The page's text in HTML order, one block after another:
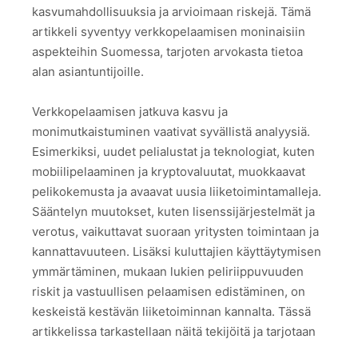
kasvumahdollisuuksia ja arvioimaan riskejä. Tämä
artikkeli syventyy verkkopelaamisen moninaisiin
aspekteihin Suomessa, tarjoten arvokasta tietoa
alan asiantuntijoille.
Verkkopelaamisen jatkuva kasvu ja
monimutkaistuminen vaativat syvällistä analyysiä.
Esimerkiksi, uudet pelialustat ja teknologiat, kuten
mobiilipelaaminen ja kryptovaluutat, muokkaavat
pelikokemusta ja avaavat uusia liiketoimintamalleja.
Sääntelyn muutokset, kuten lisenssijärjestelmät ja
verotus, vaikuttavat suoraan yritysten toimintaan ja
kannattavuuteen. Lisäksi kuluttajien käyttäytymisen
ymmärtäminen, mukaan lukien peliriippuvuuden
riskit ja vastuullisen pelaamisen edistäminen, on
keskeistä kestävän liiketoiminnan kannalta. Tässä
artikkelissa tarkastellaan näitä tekijöitä ja tarjotaan